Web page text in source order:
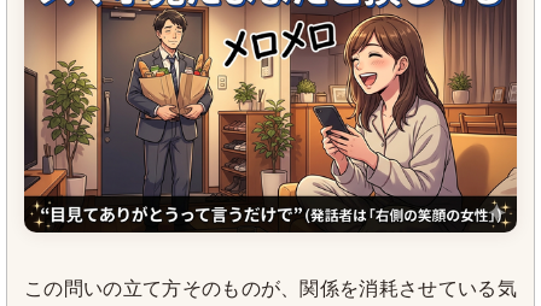
この問いの立て方そのものが、関係を消耗させている気